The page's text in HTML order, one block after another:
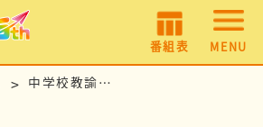
番組表 MENU
中学校教諭わいせつ疑いで逮捕 青森県教委 教育長「極めて遺憾・厳正に対処したい」